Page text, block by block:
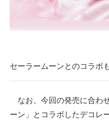
セーラームーンとのコラボ
なお、今回の発売に合わ
ーン」とコラボしたデコレ